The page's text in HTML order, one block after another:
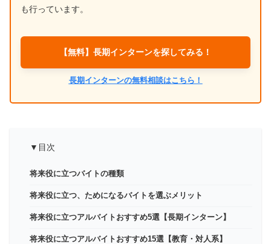
も行っています。
【無料】長期インターンを探してみる！
長期インターンの無料相談はこちら！
▼目次
将来役に立つバイトの種類
将来役に立つ、ためになるバイトを選ぶメリット
将来役に立つアルバイトおすすめ5選【長期インターン】
将来役に立つアルバイトおすすめ15選【教育・対人系】